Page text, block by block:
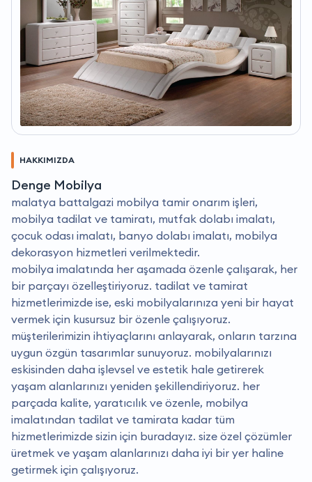
HAKKIMIZDA
Denge Mobilya
malatya battalgazi mobilya tamir onarım işleri,
mobilya tadilat ve tamiratı, mutfak dolabı imalatı,
çocuk odası imalatı, banyo dolabı imalatı, mobilya
dekorasyon hizmetleri verilmektedir.
mobilya imalatında her aşamada özenle çalışarak, her
bir parçayı özelleştiriyoruz. tadilat ve tamirat
hizmetlerimizde ise, eski mobilyalarınıza yeni bir hayat
vermek için kusursuz bir özenle çalışıyoruz.
müşterilerimizin ihtiyaçlarını anlayarak, onların tarzına
uygun özgün tasarımlar sunuyoruz. mobilyalarınızı
eskisinden daha işlevsel ve estetik hale getirerek
yaşam alanlarınızı yeniden şekillendiriyoruz. her
parçada kalite, yaratıcılık ve özenle, mobilya
imalatından tadilat ve tamirata kadar tüm
hizmetlerimizde sizin için buradayız. size özel çözümler
üretmek ve yaşam alanlarınızı daha iyi bir yer haline
getirmek için çalışıyoruz.